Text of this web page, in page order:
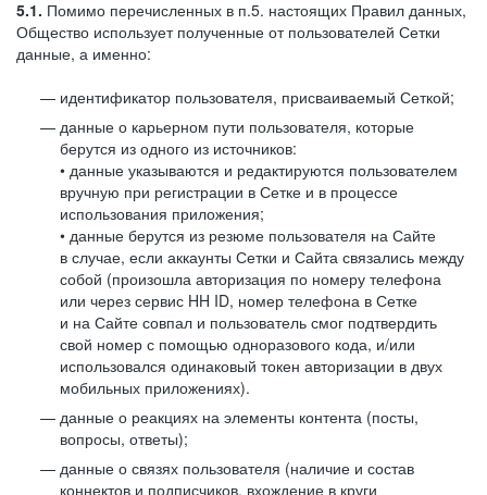
5.1. Помимо перечисленных в п.5. настоящих Правил данных,
Общество использует полученные от пользователей Сетки
данные, а именно:
идентификатор пользователя, присваиваемый Сеткой;
данные о карьерном пути пользователя, которые
берутся из одного из источников:
• данные указываются и редактируются пользователем
вручную при регистрации в Сетке и в процессе
использования приложения;
• данные берутся из резюме пользователя на Сайте
в случае, если аккаунты Сетки и Сайта связались между
собой (произошла авторизация по номеру телефона
или через сервис HH ID, номер телефона в Сетке
и на Сайте совпал и пользователь смог подтвердить
свой номер с помощью одноразового кода, и/или
использовался одинаковый токен авторизации в двух
мобильных приложениях).
данные о реакциях на элементы контента (посты,
вопросы, ответы);
данные о связях пользователя (наличие и состав
коннектов и подписчиков, вхождение в круги